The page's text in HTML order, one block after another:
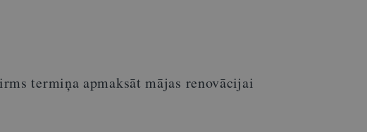
termiņa apmaksāt mājas renovācijai